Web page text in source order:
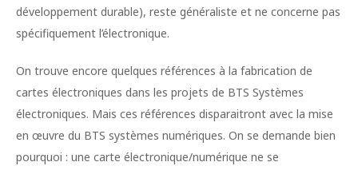
développement durable), reste généraliste et ne concerne pas
spécifiquement l’électronique.
On trouve encore quelques références à la fabrication de
cartes électroniques dans les projets de BTS Systèmes
électroniques. Mais ces références disparaitront avec la mise
en œuvre du BTS systèmes numériques. On se demande bien
pourquoi : une carte électronique/numérique ne se